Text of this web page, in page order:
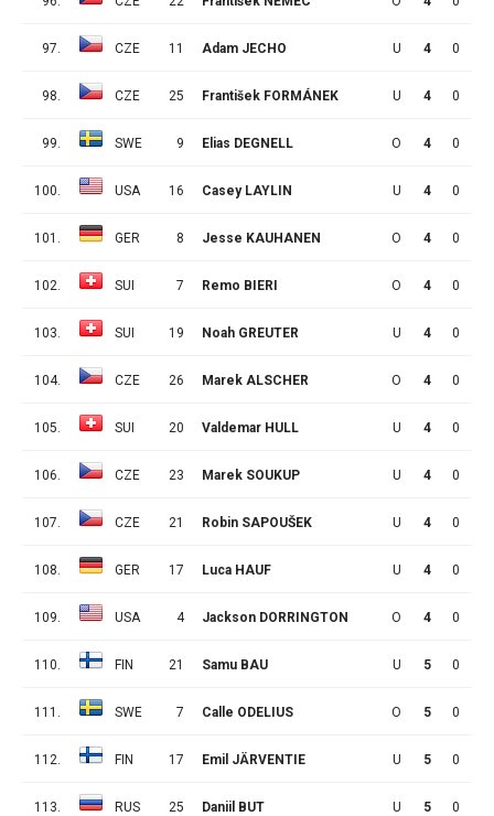
97. CZE 11 Adam JECHO U 4 0
98. CZE 25 František FORMÁNEK U 4 0
99. SWE 9 Elias DEGNELL O 4 0
100. USA 16 Casey LAYLIN U 4 0
101. GER 8 Jesse KAUHANEN O 4 0
102. SUI 7 Remo BIERI O 4 0
103. SUI 19 Noah GREUTER U 4 0
104. CZE 26 Marek ALSCHER O 4 0
105. SUI 20 Valdemar HULL U 4 0
106. CZE 23 Marek SOUKUP U 4 0
107. CZE 21 Robin SAPOUŠEK U 4 0
108. GER 17 Luca HAUF U 4 0
109. USA 4 Jackson DORRINGTON O 4 0
110. FIN 21 Samu BAU U 5 0
111. SWE 7 Calle ODELIUS O 5 0
112. FIN 17 Emil JÄRVENTIE U 5 0
113. RUS 25 Daniil BUT U 5 0